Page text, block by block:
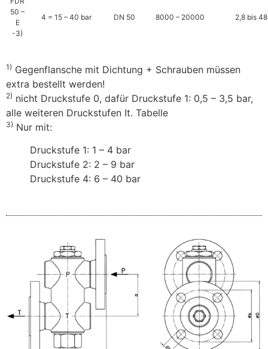
50 –
E
-3)
4 = 15 – 40 bar DN 50 8000 – 20000 2,8 bis
1) Gegenflansche mit Dichtung + Schrauben müssen
extra bestellt werden!
2) nicht Druckstufe 0, dafür Druckstufe 1: 0,5 – 3,5 bar,
alle weiteren Druckstufen It. Tabelle
3) Nur mit:
Druckstufe 1: 1 – 4 bar
Druckstufe 2: 2 – 9 bar
Druckstufe 4: 6 – 40 bar